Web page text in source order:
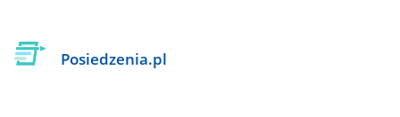
Posiedzenia.pl